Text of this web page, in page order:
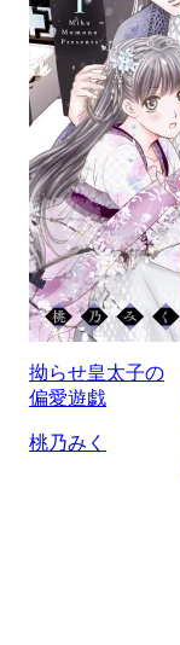
拗らせ皇太子の
偏愛遊戯
桃乃みく